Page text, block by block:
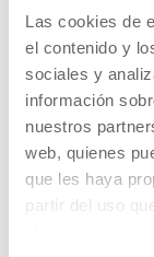
Las cookies de
el contenido y
sociales y
información
nuestros
web, quienes
que les haya
partir del uso
Isabell Lorey
Profesora en la
feminismo,
MÁS INFORMACIÓN